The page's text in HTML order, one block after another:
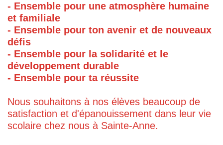
- Ensemble pour une atmosphère humaine
et familiale
- Ensemble pour ton avenir et de nouveaux
défis
- Ensemble pour la solidarité et le
développement durable
- Ensemble pour ta réussite
Nous souhaitons à nos élèves beaucoup de
satisfaction et d'épanouissement dans leur vie
scolaire chez nous à Sainte-Anne.